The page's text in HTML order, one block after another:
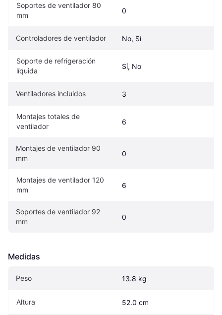
Soportes de ventilador 80
mm
0
Controladores de ventilador No, Sí
Soporte de refrigeración
líquida
Sí, No
Ventiladores incluidos 3
Montajes totales de
ventilador
6
Montajes de ventilador 90
mm
0
Montajes de ventilador 120
mm
6
Soportes de ventilador 92
mm
0
Medidas
Peso 13.8 kg
Altura 52.0 cm